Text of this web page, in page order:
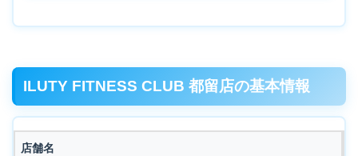
ILUTY FITNESS CLUB 都留店の基本情報
店舗名